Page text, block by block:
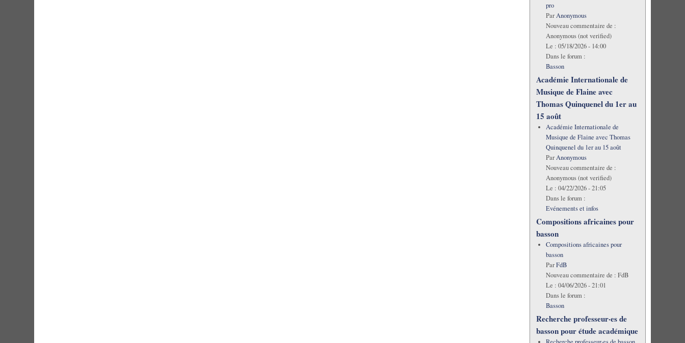
pro
ParAnonymous
Nouveau commentaire de :
Anonymous (not verified)
Le : 05/18/2026 - 14:00
Dans le forum :
Basson
Académie Internationale de
Musique de Flaine avec
Thomas Quinquenel du 1er au
15 août
Académie Internationale de
Musique de Flaine avec Thomas
Quinquenel du 1er au 15 août
ParAnonymous
Nouveau commentaire de :
Anonymous (not verified)
Le : 04/22/2026 - 21:05
Dans le forum :
Evénements et infos
Compositions africaines pour
basson
Compositions africaines pour
basson
ParFdB
Nouveau commentaire de : FdB
Le : 04/06/2026 - 21:01
Dans le forum :
Basson
Recherche professeur·es de
basson pour étude académique